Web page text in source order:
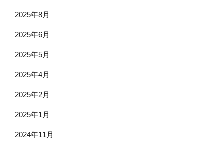
2025年8月
2025年6月
2025年5月
2025年4月
2025年2月
2025年1月
2024年11月